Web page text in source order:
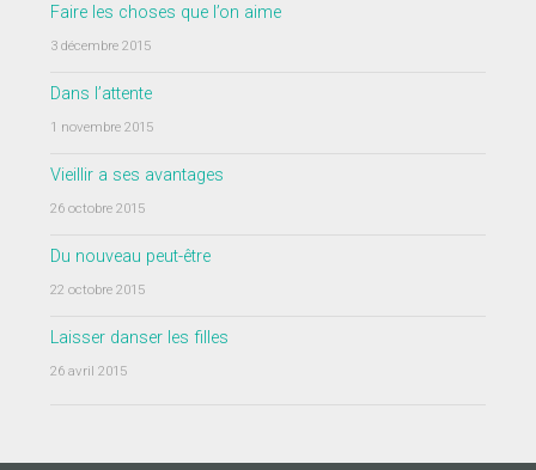
Faire les choses que l’on aime
3 décembre 2015
Dans l’attente
1 novembre 2015
Vieillir a ses avantages
26 octobre 2015
Du nouveau peut-être
22 octobre 2015
Laisser danser les filles
26 avril 2015